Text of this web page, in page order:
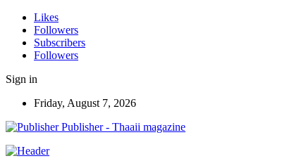
Likes
Followers
Subscribers
Followers
Sign in
Friday, August 7, 2026
Publisher - Thaaii magazine